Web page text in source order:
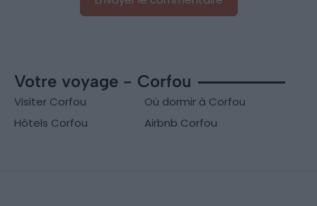
Votre voyage - Corfou
Visiter Corfou
Où dormir à Corfou
Hôtels Corfou
Airbnb Corfou